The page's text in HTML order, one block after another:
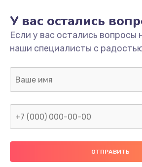
У вас остались
Если у вас остались вопросы
наши специалисты с